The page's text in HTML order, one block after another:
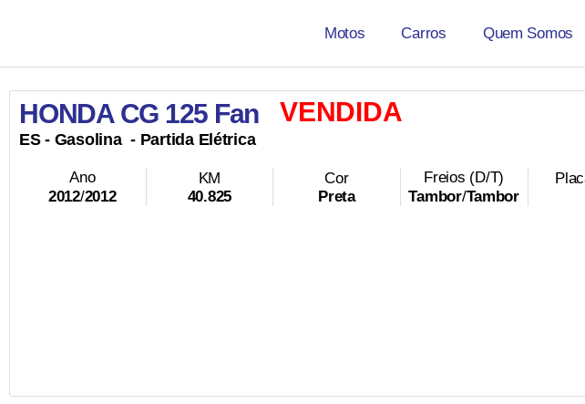
Motos Carros Quem Somos
HONDA CG 125 Fan VENDIDA
ES - Gasolina - Partida Elétrica
Ano
2012/2012
KM
40.825
Cor
Preta
Freios (D/T)
Tambor/Tambor